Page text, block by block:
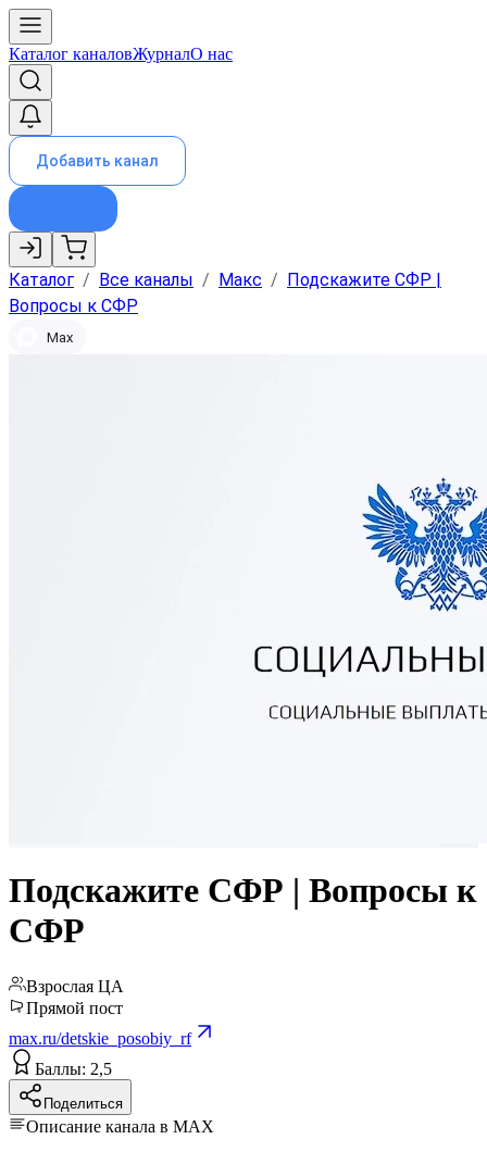
Каталог каналовЖурналО нас
Добавить канал
Каталог / Все каналы / Макс / Подскажите СФР |
Вопросы к СФР
Max
Подскажите СФР | Вопросы к
СФР
Взрослая ЦА
Прямой пост
max.ru/detskie_posobiy_rf
Баллы: 2,5
Поделиться
Описание канала в MAX